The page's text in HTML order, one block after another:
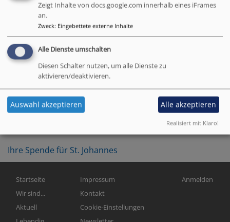
Finale der Fußball-Weltmeisterschaft,
zusammengestellt. Der Eintritt ist frei, um Spenden
wird gebeten.
www.muenchner-orgelsommer.de
Social Media:
Ihre Spende für St. Johannes
Hauptnavigation
Startseite
Wir sind...
Aktuell
Fußbereichsmenü
Impressum
Kontakt
Cookie-Einstellungen
Anmelden
Zeigt Inhalte von docs.google.com innerhalb eines iFrames
an.
Zweck: Eingebettete externe Inhalte
Alle Dienste umschalten
Diesen Schalter nutzen, um alle Dienste zu
aktivieren/deaktivieren.
Auswahl akzeptieren Alle akzeptieren
Realisiert mit Klaro!